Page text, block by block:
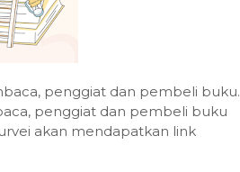
penggiat dan pembeli buku.
penggiat dan pembeli buku
akan mendapatkan link